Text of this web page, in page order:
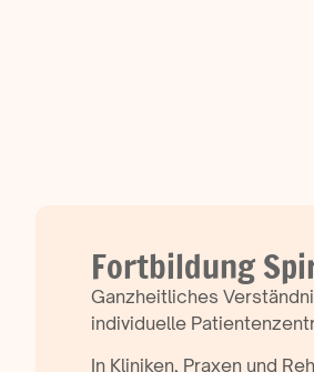
Fortbildung
Ganzheitliches
individuelle
In Kliniken, Praxen und